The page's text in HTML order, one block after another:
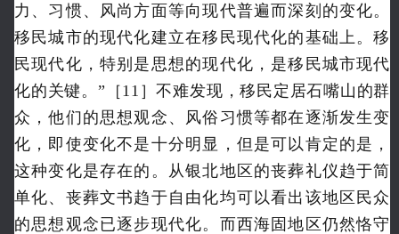
力、习惯、风尚方面等向现代普遍而深刻的变化。
移民城市的现代化建立在移民现代化的基础上。移
民现代化，特别是思想的现代化，是移民城市现代
化的关键。”［11］不难发现，移民定居石嘴山的群
众，他们的思想观念、风俗习惯等都在逐渐发生变
化，即使变化不是十分明显，但 是可以肯定的是，
这种变化是存在的。从银北地区的丧葬礼仪趋于简
单化、丧葬文书趋于自由化均可以看出该地区民众
的思想观念已逐步现代化。而西海固地区仍然恪守